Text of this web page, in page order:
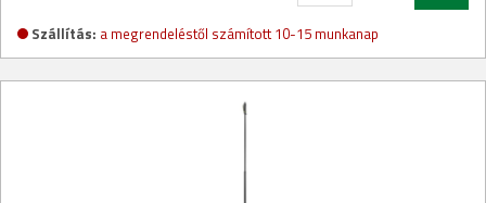
Szállítás: a megrendeléstől számított 10-15 munkanap